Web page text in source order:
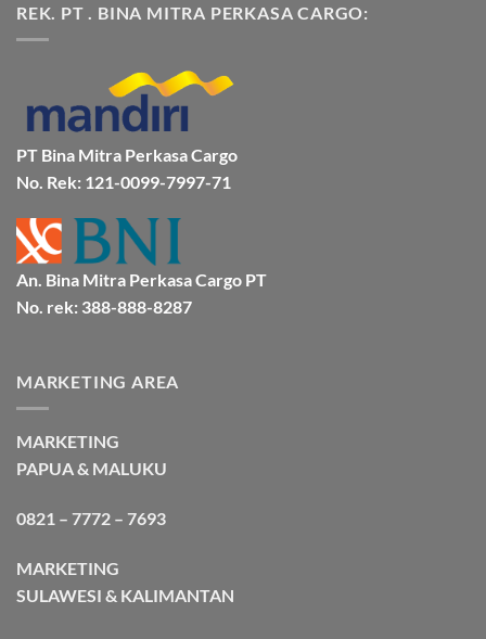
Jakarta
ke
Bitung
Lebih
pada
Ekspedisi
&
Aman
Bersama
Bmp
Cargo
REK. PT . BINA MITRA PERKASA CARGO:
PT Bina Mitra Perkasa Cargo
No. Rek: 121-0099-7997-71
An. Bina Mitra Perkasa Cargo PT
No. rek: 388-888-8287
MARKETING AREA
MARKETING
PAPUA & MALUKU
0821 – 7772 – 7693
MARKETING
SULAWESI & KALIMANTAN